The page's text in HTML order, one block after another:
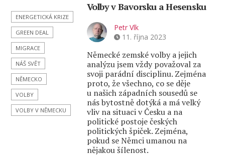
ENERGETICKÁ KRIZE
GREEN DEAL
MIGRACE
NÁŠ SVĚT
NĚMECKO
VOLBY
VOLBY V NĚMECKU
Volby v Bavorsku a Hesensku
Petr Vlk
11. října 2023
Německé zemské volby a jejich
analýzu jsem vždy považoval za
svoji parádní disciplinu. Zejména
proto, že všechno, co se děje
u našich západních sousedů se
nás bytostně dotýká a má velký
vliv na situaci v Česku a na
politické postoje českých
politických špiček. Zejména,
pokud se Němci umanou na
nějakou šílenost.